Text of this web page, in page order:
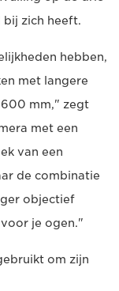
bij zich heeft.
hebben,
met langere
mm," zegt
met een
van een
de combinatie
objectief
je ogen."
om zijn